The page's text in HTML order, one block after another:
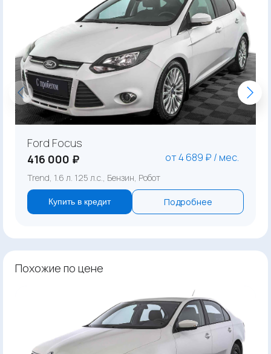
Ford Focus
416 000 ₽
от 4 689 ₽ / мес.
Trend, 1.6 л. 125 л.с., Бензин, Робот
Купить в кредит Подробнее
Похожие по цене